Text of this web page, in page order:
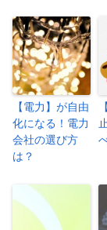
【電力】が自由
化になる！電力
会社の選び方
は？